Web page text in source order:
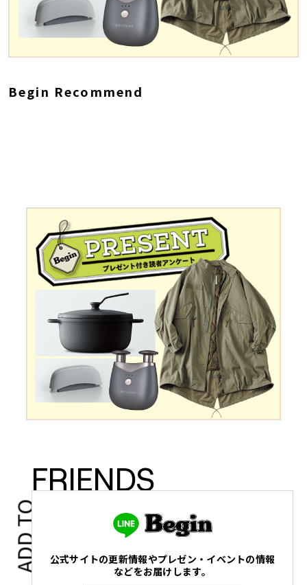
Begin Recommend
ADD TO
FRIENDS
公式サイトの更新情報やプレゼン・イベントの情報
などをお届けします。